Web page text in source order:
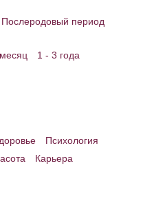
Послеродовый период
1 - 3 года
Психология
Карьера